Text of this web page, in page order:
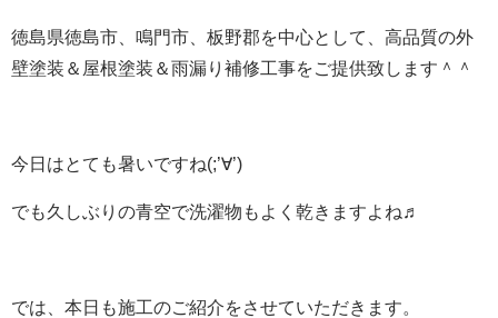
徳島県徳島市、鳴門市、板野郡を中心として、高品質の外
壁塗装＆屋根塗装＆雨漏り補修工事をご提供致します＾＾
今日はとても暑いですね(;’∀’)
でも久しぶりの青空で洗濯物もよく乾きますよね♬
では、本日も施工のご紹介をさせていただきます。